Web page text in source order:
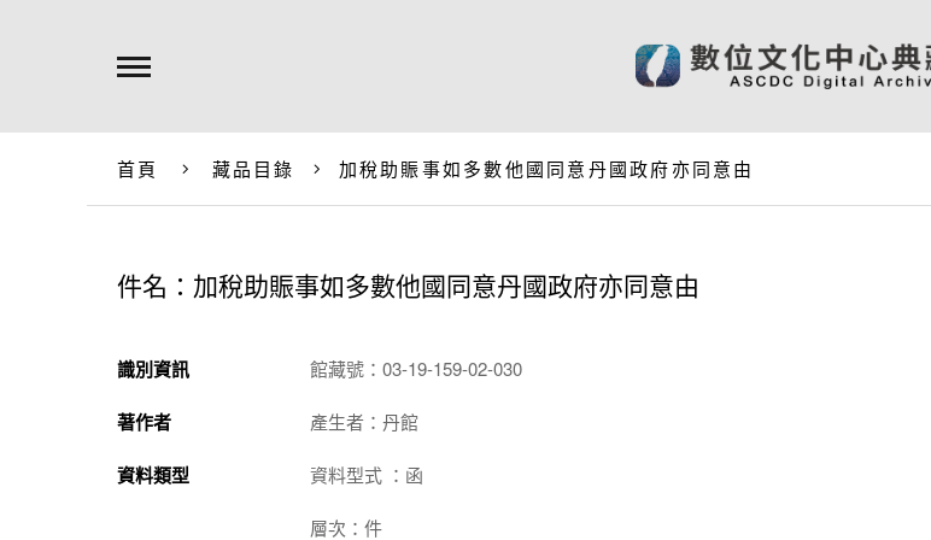
首頁 藏品目錄 加稅助賑事如多數他國同意丹國政府亦同意由
件名：加稅助賑事如多數他國同意丹國政府亦同意由
識別資訊 館藏號：03-19-159-02-030
著作者 產生者：丹館
資料類型 資料型式 ：函
層次：件